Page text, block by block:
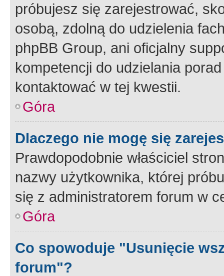
próbujesz się zarejestrować,
osobą, zdolną do udzielenia
phpBB Group, ani oficjalny
kompetencji do udzielania
kontaktować w tej kwestii.
Góra
Dlaczego nie mogę się
Prawdopodobnie właściciel
nazwy użytkownika, której
się z administratorem forum w
Góra
Co spowoduje "Usunięcie
forum"?